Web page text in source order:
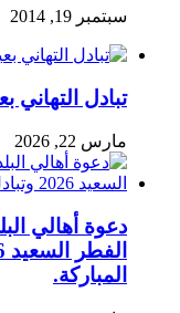
سبتمبر 19, 2014
تبادل التهاني
مارس 22, 2026
دعوة أهالي
المباركة.